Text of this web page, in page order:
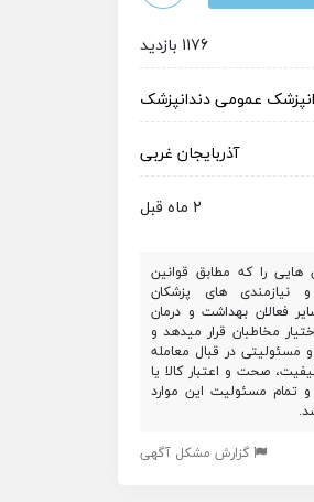
1176 بازدید
عمومیدندانپزشک
آذربایجان غربی
2 ماه قبل
هایی را که مطابق قوانین
نیازمندی های پزشکان
فعالان بهداشت و درمان
مخاطبان قرار میدهد و
در قبال معامله
صحت و اعتبار کالا یا
تمام مسئولیت این موارد
گزارش مشکل آگهی